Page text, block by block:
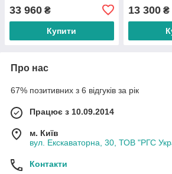
33 960 ₴
Купити
13 300₴
Про нас
67% позитивних з 6 відгуків за рік
Працює з 10.09.2014
м. Київ
вул. Екскаваторна, 30, ТОВ "РГС
Контакти